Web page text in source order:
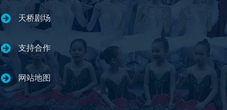
天桥剧场
支持合作
网站地图